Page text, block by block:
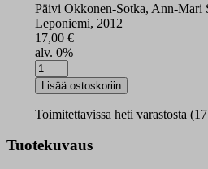
Päivi Okkonen-Sotka, Ann-Mari
Leponiemi, 2012
17,00 €
alv. 0%
Lohosierâ
2
syksy
määrä
Lisää ostoskoriin
Toimitettavissa heti varastosta
Tuotekuvaus